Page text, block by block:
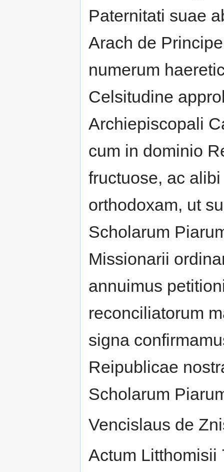
Paternitati suae
Arach de
numerum
Celsitudine
Archiepiscopali
cum in dominio
fructuose, ac
orthodoxam, ut
Scholarum
Missionarii
annuimus
reconciliatorum
signa
Reipublicae
Scholarum
Vencislaus de
Actum Litthomisii